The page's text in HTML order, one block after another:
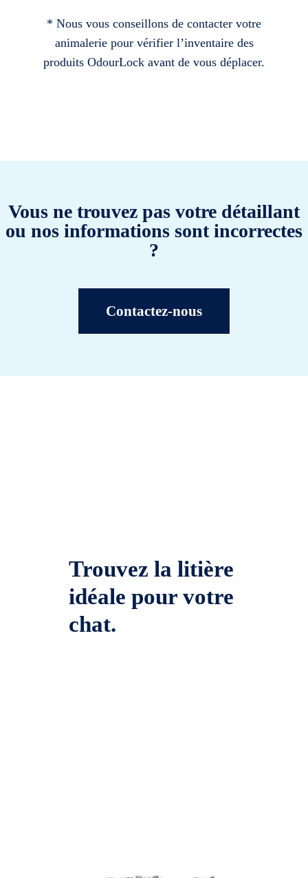
* Nous vous conseillons de contacter votre
animalerie pour vérifier l’inventaire des
produits OdourLock avant de vous déplacer.
Vous ne trouvez pas votre détaillant
ou nos informations sont incorrectes
?
Contactez-nous
Trouvez la litière
idéale pour votre
chat.